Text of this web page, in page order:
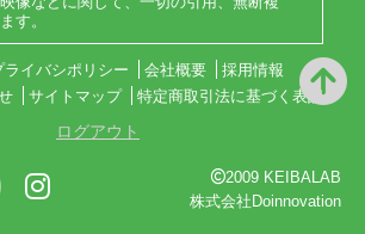
す。
ライバシポリシー 会社概要
採用情報
サイトマップ 特定商取引法に基づく表記
ログアウト
2009 KEIBALAB
株式会社Doinnovation